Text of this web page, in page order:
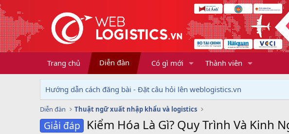
Trang chủ Diễn đàn Có gì mới Thành viên
Hướng dẫn cách đăng bài - Đặt câu hỏi lên weblogistics.vn
Diễn đàn Thuật ngữ xuất nhập khẩu và logistics
Giải đáp Kiểm Hóa Là Gì? Quy Trình Và Kinh